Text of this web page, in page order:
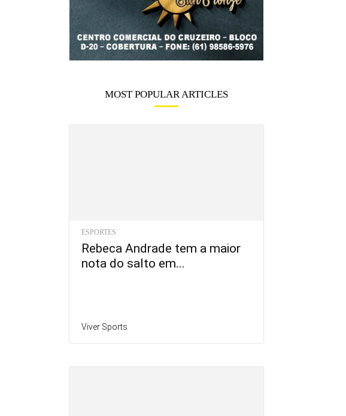
MOST POPULAR ARTICLES
ESPORTES
Rebeca Andrade tem a maior
nota do salto em...
Viver Sports